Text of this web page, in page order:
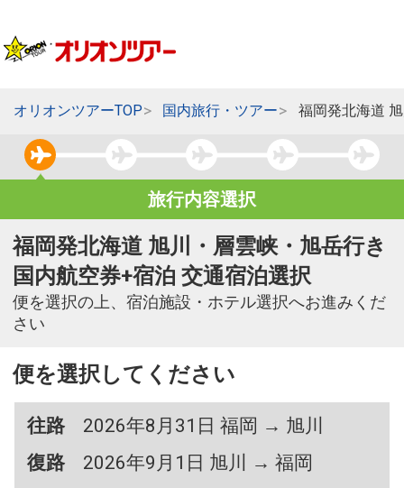
オリオンツアーTOP 国内旅行・ツアー 福岡発北海道
旅行内容選択
福岡発北海道 旭川・層雲峡・旭岳行き
国内航空券+宿泊 交通宿泊選択
便を選択の上、宿泊施設・ホテル選択へお進みくだ
さい
便を選択してください
往路
2026年8月31日 福岡 → 旭川
復路
2026年9月1日 旭川 → 福岡